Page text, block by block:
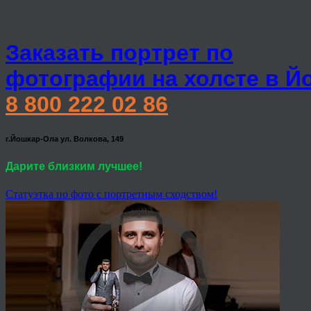
Заказать портрет по
фотографии на холсте в
8 800 222 02 86
г.Йошкар-Ола ул. Волкова, 149
Дарите близким лучшее!
Статуэтка по фото с портретным сходством!